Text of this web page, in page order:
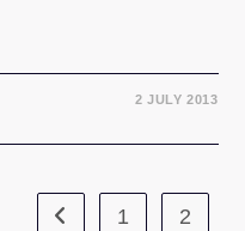
2 JULY 2013
Go to the previous page
1 2